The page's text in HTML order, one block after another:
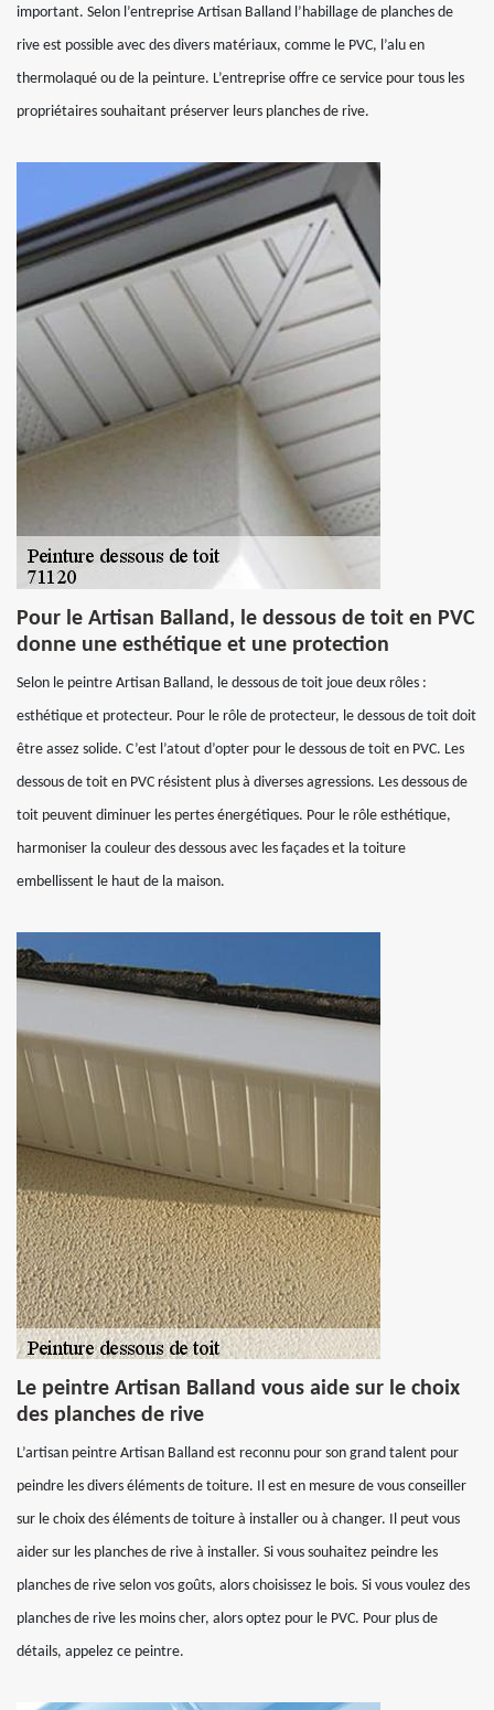
important. Selon l’entreprise Artisan Balland l’habillage de planches de
rive est possible avec des divers matériaux, comme le PVC, l’alu en
thermolaqué ou de la peinture. L’entreprise offre ce service pour tous les
propriétaires souhaitant préserver leurs planches de rive.
Pour le Artisan Balland, le dessous de toit en PVC
donne une esthétique et une protection
Selon le peintre Artisan Balland, le dessous de toit joue deux rôles :
esthétique et protecteur. Pour le rôle de protecteur, le dessous de toit doit
être assez solide. C’est l’atout d’opter pour le dessous de toit en PVC. Les
dessous de toit en PVC résistent plus à diverses agressions. Les dessous de
toit peuvent diminuer les pertes énergétiques. Pour le rôle esthétique,
harmoniser la couleur des dessous avec les façades et la toiture
embellissent le haut de la maison.
Le peintre Artisan Balland vous aide sur le choix
des planches de rive
L’artisan peintre Artisan Balland est reconnu pour son grand talent pour
peindre les divers éléments de toiture. Il est en mesure de vous conseiller
sur le choix des éléments de toiture à installer ou à changer. Il peut vous
aider sur les planches de rive à installer. Si vous souhaitez peindre les
planches de rive selon vos goûts, alors choisissez le bois. Si vous voulez des
planches de rive les moins cher, alors optez pour le PVC. Pour plus de
détails, appelez ce peintre.